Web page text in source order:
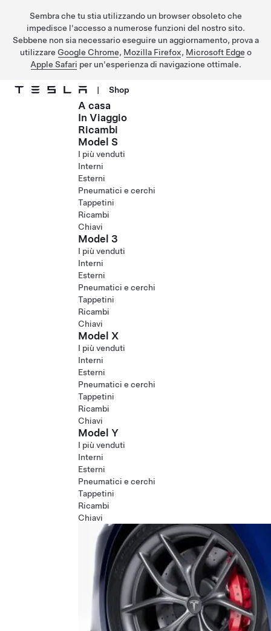
Sembra che tu stia utilizzando un browser obsoleto che
impedisce l'accesso a numerose funzioni del nostro sito.
Sebbene non sia necessario eseguire un aggiornamento, prova a
utilizzare Google Chrome, Mozilla Firefox, Microsoft Edge o
Apple Safari per un'esperienza di navigazione ottimale.
Passa al contenuto principale
| Shop
A casa
In Viaggio
Ricambi
Model S
I più venduti
Interni
Esterni
Pneumatici e cerchi
Tappetini
Ricambi
Chiavi
Model 3
I più venduti
Interni
Esterni
Pneumatici e cerchi
Tappetini
Ricambi
Chiavi
Model X
I più venduti
Interni
Esterni
Pneumatici e cerchi
Tappetini
Ricambi
Chiavi
Model Y
I più venduti
Interni
Esterni
Pneumatici e cerchi
Tappetini
Ricambi
Chiavi